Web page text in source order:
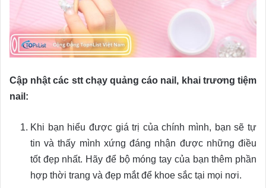
Cập nhật các stt chạy quảng cáo nail, khai trương tiệm
nail:
Khi bạn hiểu được giá trị của chính mình, bạn sẽ tự
tin và thấy mình xứng đáng nhận được những điều
tốt đẹp nhất. Hãy để bộ móng tay của bạn thêm phần
hợp thời trang và đẹp mắt để khoe sắc tại mọi nơi.